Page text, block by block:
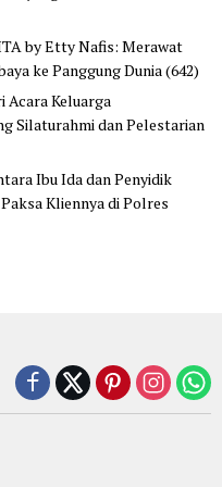
by Etty Nafis: Merawat
ke Panggung Dunia(642)
Acara Keluarga
Silaturahmi dan Pelestarian
Ibu Ida dan Penyidik
Kliennya di Polres